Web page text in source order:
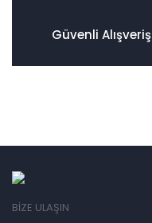
Güvenli Alışveriş
BİZE ULAŞIN